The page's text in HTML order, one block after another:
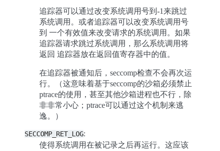
追踪器可以通过改变系统调用号到-1来跳过
系统调用。或者追踪器可以改变系统调用号
到 一个有效值来改变请求的系统调用。如果
追踪器请求跳过系统调用，那么系统调用将
返回 追踪器放在返回值寄存器中的值。
在追踪器被通知后，seccomp检查不会再次运
行。（这意味着基于seccomp的沙箱必须禁止
ptrace的使用，甚至其他沙箱进程也不行，除
非非常小心；ptrace可以通过这个机制来逃
逸。）
SECCOMP_RET_LOG:
使得系统调用在被记录之后再运行。这应该